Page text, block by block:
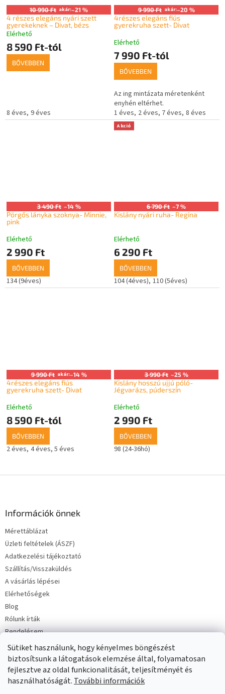
Sütiket használunk, hogy kényelmes böngészést
biztosítsunk a látogatások elemzése által, folyamatosan
fejlesztve az oldal funkcionalitását, teljesítményét és
használhatóságát. További információk
10 990 Ft akár:–21 %
4 részes elegáns nyári szett
gyerekeknek – Divat, bézs
A
termék
átlagos
értékelése
5-
Elérhető
8 590 Ft-tól
BŐVEBBEN
8 éves 9 éves
9 990 Ft akár:–20 %
4részes elegáns fiús
gyerekruha szett- Divat
Elérhető
7 990 Ft-tól
BŐVEBBEN
Az ing mintázata méretenként
enyhén eltérhet.
1 éves 2 éves 7 éves 8 éves
3 490 Ft –14 %
Pörgős lányka szoknya- Minnie,
pink
Elérhető
2 990 Ft
BŐVEBBEN
134 (9éves)
Akció
6 790 Ft –7 %
Kislány nyári ruha- Regina
Elérhető
6 290 Ft
BŐVEBBEN
104 (4éves) 110 (5éves)
9 990 Ft akár:–14 %
4részes elegáns fiús
gyerekruha szett- Divat
Elérhető
8 590 Ft-tól
BŐVEBBEN
2 éves 4 éves 5 éves
3 990 Ft –25 %
Kislány hosszú ujjú póló-
Jégvarázs, púderszín
Elérhető
2 990 Ft
BŐVEBBEN
98 (24-36hó)
Információk önnek
Mérettáblázat
Üzleti feltételek (ÁSZF)
Adatkezelési tájékoztató
Szállítás/Visszaküldés
A vásárlás lépései
Elérhetőségek
Blog
Rólunk írták
Rendelésem